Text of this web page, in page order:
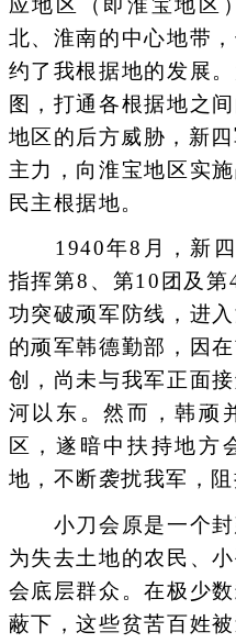
应地区（即淮宝地区
北、淮南的中心地带
约了我根据地的发展
图，打通各根据地之
地区的后方威胁，新
主力，向淮宝地区实
民主根据地。
1940年8月，新四
指挥第8、第10团及
功突破顽军防线，进
的顽军韩德勤部，因
创，尚未与我军正面
河以东。然而，韩顽
区，遂暗中扶持地方
地，不断袭扰我军，
小刀会原是一个封
为失去土地的农民、
会底层群众。在极少
蔽下，这些贫苦百姓